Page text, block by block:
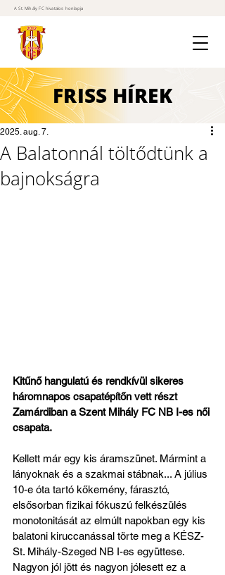
A St. Mihály FC hivatalos honlapja
FRISS HÍREK
A Balatonnál töltődtünk a
bajnokságra
2025. aug. 7.
Kitűnő hangulatú és rendkívül sikeres
háromnapos csapatépítőn vett részt
Zamárdiban a Szent Mihály FC NB I-es női
csapata.
Kellett már egy kis áramszünet. Mármint a
lányoknak és a szakmai stábnak... A július
10-e óta tartó kőkemény, fárasztó,
elsősorban fizikai fókuszú felkészülés
monotonitását az elmúlt napokban egy kis
balatoni kiruccanással törte meg a KÉSZ-
St. Mihály-Szeged NB I-es együttese.
Nagyon jól jött és nagyon jólesett ez a